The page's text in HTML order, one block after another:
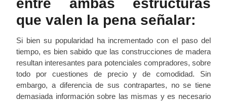
que valen la pena señalar:
Si bien su popularidad ha incrementado con el paso del
tiempo, es bien sabido que las construcciones de madera
resultan interesantes para potenciales compradores, sobre
todo por cuestiones de precio y de comodidad. Sin
embargo, a diferencia de sus contrapartes, no se tiene
demasiada información sobre las mismas y es necesario